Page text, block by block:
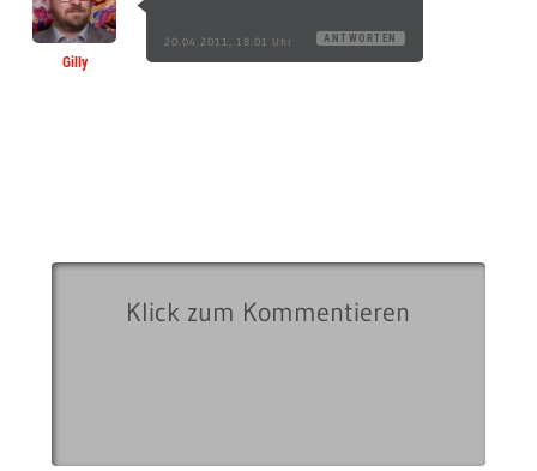
Gilly
20.04.2011, 18:01 Uhr ANTWORTEN